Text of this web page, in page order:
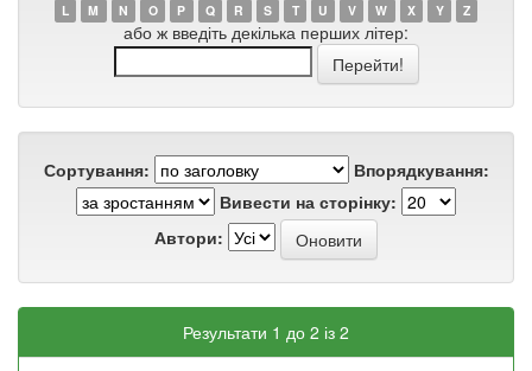
L
M N O P Q R S T U V W X Y Z
або ж введіть декілька перших літер:
Сортування:
Впорядкування:
Вивести на сторінку:
Автори:
Результати 1 до 2 із 2